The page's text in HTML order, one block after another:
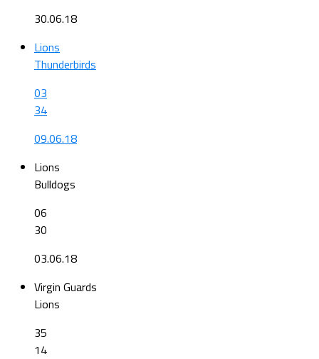
30.06.18
Lions
Thunderbirds
03
34
09.06.18
Lions
Bulldogs
06
30
03.06.18
Virgin Guards
Lions
35
14